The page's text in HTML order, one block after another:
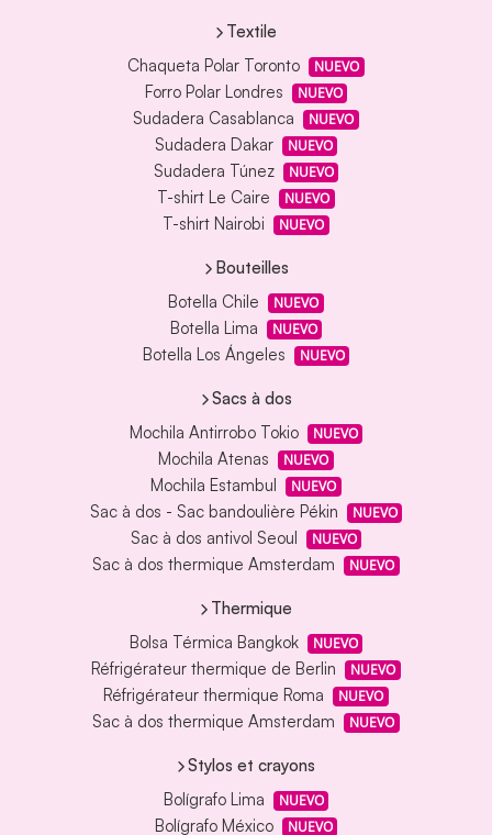
Textile
Chaqueta Polar Toronto
NUEVO
Forro Polar Londres NUEVO
Sudadera Casablanca NUEVO
Sudadera Dakar NUEVO
Sudadera Túnez NUEVO
T-shirt Le Caire NUEVO
T-shirt Nairobi NUEVO
Bouteilles
Botella Chile
NUEVO
Botella Lima NUEVO
Botella Los Ángeles NUEVO
Sacs à dos
Mochila Antirrobo Tokio
NUEVO
Mochila Atenas NUEVO
Mochila Estambul NUEVO
Sac à dos - Sac bandoulière Pékin NUEVO
Sac à dos antivol Seoul NUEVO
Sac à dos thermique Amsterdam NUEVO
Thermique
Bolsa Térmica Bangkok
NUEVO
Réfrigérateur thermique de Berlin NUEVO
Réfrigérateur thermique Roma NUEVO
Sac à dos thermique Amsterdam NUEVO
Stylos et crayons
Bolígrafo Lima
NUEVO
Bolígrafo México NUEVO